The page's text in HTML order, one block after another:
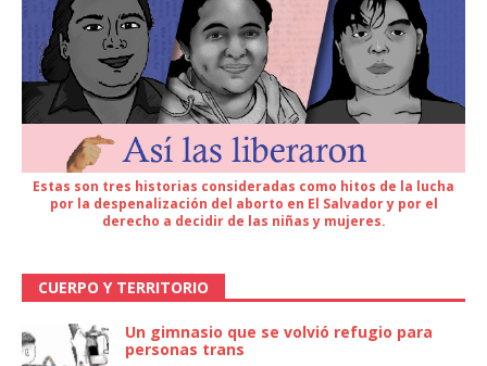
Estas son tres historias consideradas como hitos de la lucha
por la despenalización del aborto en El Salvador y por el
derecho a decidir de las niñas y mujeres.
CUERPO Y TERRITORIO
Un gimnasio que se volvió refugio para
personas trans